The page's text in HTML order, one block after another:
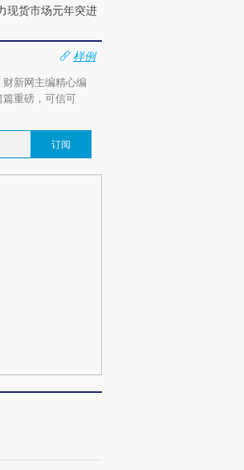
现货市场元年突进
样例
新网主编精心编
重磅，可信可
订阅